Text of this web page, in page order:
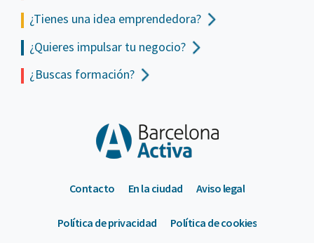
¿Tienes una idea emprendedora?
¿Quieres impulsar tu negocio?
¿Buscas formación?
Contacto En la ciudad Aviso legal
Política de privacidad Política de cookies